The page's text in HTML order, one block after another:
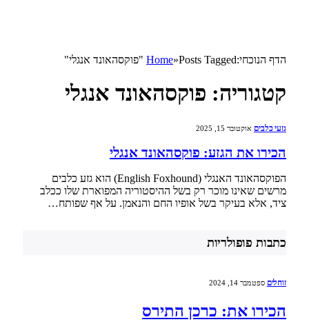
הדף הנוכחי: Home»Posts Tagged "פוקסהאונד אנגלי"
קטגוריה: פוקסהאונד אנגלי
גזעי כלבים אוקטובר 15, 2025
הכירו את הגזע: פוקסהאונד אנגלי
הפוקסהאונד האנגלי (English Foxhound) הוא גזע כלבים
מרשים שאינו מוכר רק בשל ההיסטוריה המפוארת שלו ככלב
ציד, אלא בעיקר בשל אופיו החם והנאמן. על אף שפותח…
כתבות פופולריות
זוחלים ספטמבר 14, 2024
הכירו את: כרכן התירס